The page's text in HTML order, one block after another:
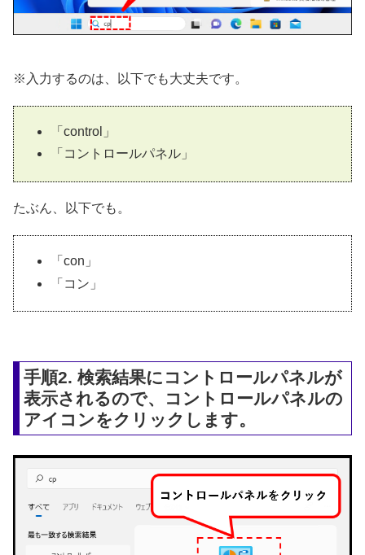
※入力するのは、以下でも大丈夫です。
「control」
「コントロールパネル」
たぶん、以下でも。
「con」
「コン」
手順2. 検索結果にコントロールパネルが
表示されるので、コントロールパネルの
アイコンをクリックします。